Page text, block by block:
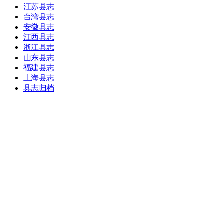
江苏县志
台湾县志
安徽县志
江西县志
浙江县志
山东县志
福建县志
上海县志
县志归档